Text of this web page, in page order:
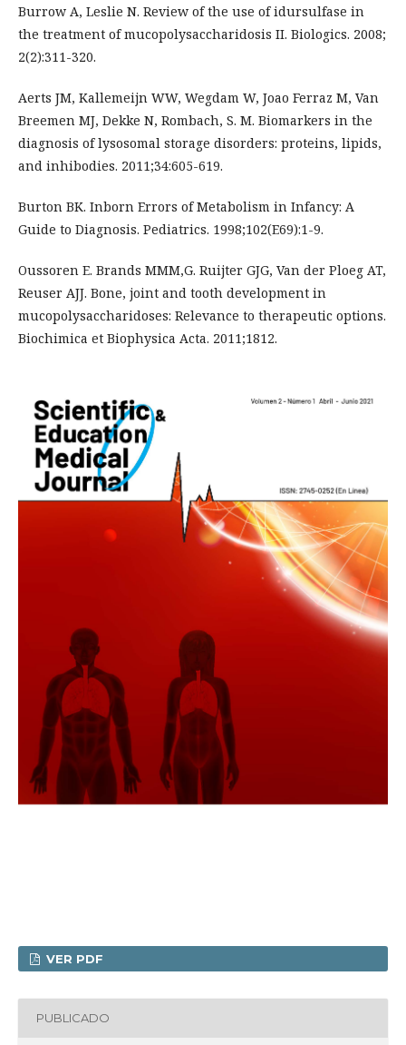
Burrow A, Leslie N. Review of the use of idursulfase in
the treatment of mucopolysaccharidosis II. Biologics. 2008;
2(2):311-320.
Aerts JM, Kallemeijn WW, Wegdam W, Joao Ferraz M, Van
Breemen MJ, Dekke N, Rombach, S. M. Biomarkers in the
diagnosis of lysosomal storage disorders: proteins, lipids,
and inhibodies. 2011;34:605-619.
Burton BK. Inborn Errors of Metabolism in Infancy: A
Guide to Diagnosis. Pediatrics. 1998;102(E69):1-9.
Oussoren E. Brands MMM,G. Ruijter GJG, Van der Ploeg AT,
Reuser AJJ. Bone, joint and tooth development in
mucopolysaccharidoses: Relevance to therapeutic options.
Biochimica et Biophysica Acta. 2011;1812.
VER PDF
PUBLICADO